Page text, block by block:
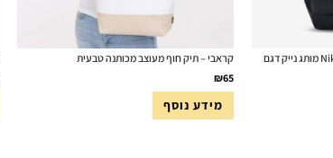
תיק גב איכותי Nike Academy Team מותג נייק דגם
קראבי – תיק חוף מעוצב מכותנה טבעית
₪65
מידע נוסף